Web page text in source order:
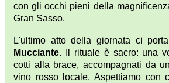
con gli occhi pieni della
Gran Sasso.
L'ultimo atto della giornata ci
Mucciante. Il rituale è sacro: una
cotti alla brace, accompagnati da
vino rosso locale. Aspettiamo con